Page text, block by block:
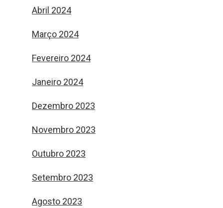
Abril 2024
Março 2024
Fevereiro 2024
Janeiro 2024
Dezembro 2023
Novembro 2023
Outubro 2023
Setembro 2023
Agosto 2023